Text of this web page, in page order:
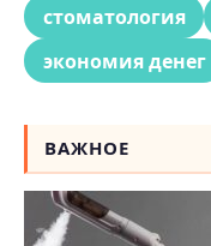
стоматология
экономия денег
ВАЖНОЕ